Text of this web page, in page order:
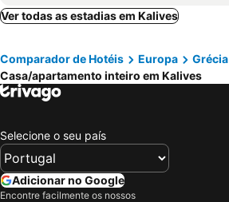
Ver todas as estadias em Kalives
Comparador de Hotéis Europa Grécia
Casa/apartamento inteiro em Kalives
Selecione o seu país
Adicionar no Google
Encontre facilmente os nossos